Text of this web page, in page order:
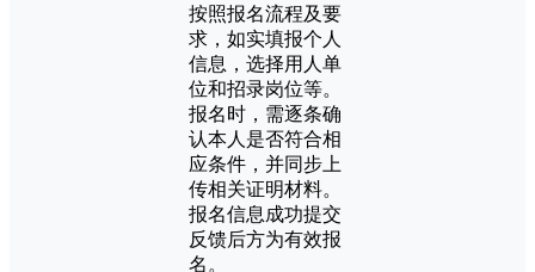
按照报名流程及要
求，如实填报个人
信息，选择用人单
位和招录岗位等。
报名时，需逐条确
认本人是否符合相
应条件，并同步上
传相关证明材料。
报名信息成功提交
反馈后方为有效报
名。